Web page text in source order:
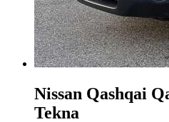
Nissan Qashqai
Tekna